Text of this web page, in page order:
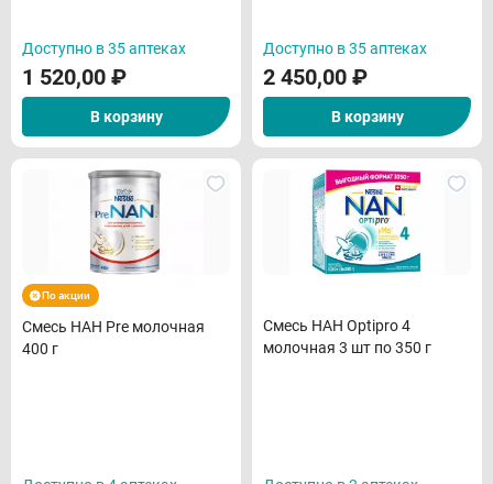
Доступно в 35 аптеках
1 520,00 ₽
В корзину
Доступно в 35 аптеках
2 450,00 ₽
В корзину
По акции
Смесь НАН Рrе молочная
400 г
Смесь НАН Optipro 4
молочная 3 шт по 350 г